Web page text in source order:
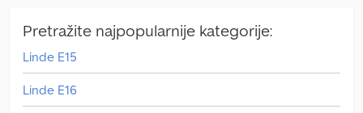
Pretražite najpopularnije kategorije:
Linde E15
Linde E16